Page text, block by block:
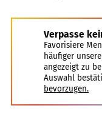
Verpasse
Favorisiere
häufiger
angezeigt zu
Auswahl
bevorzugen.